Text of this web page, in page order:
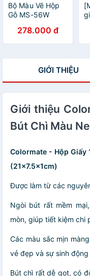
Bộ Màu Vẽ Hộp
Gỗ MS-56W
278.000 đ
GIỚI THIỆU
Giới thiệu
Bút Chì Màu
Colormate - Hộp Giấy
(21x7.5x1cm)
Được làm từ các
Ngòi bút rất mềm
mòn, giúp tiết kiệm chi
Các màu sắc mịn
vẻ đẹp và sự sinh
Bút chì rất dễ gọt, có